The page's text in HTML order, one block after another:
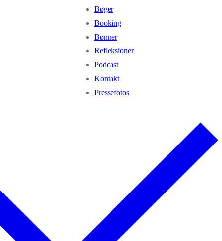
Bøger
Booking
Bønner
Refleksioner
Podcast
Kontakt
Pressefotos